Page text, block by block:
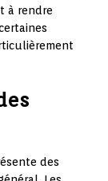
à rendre
des